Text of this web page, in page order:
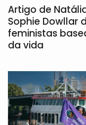
Artigo de
Sophie Dowllar
feministas
da vida